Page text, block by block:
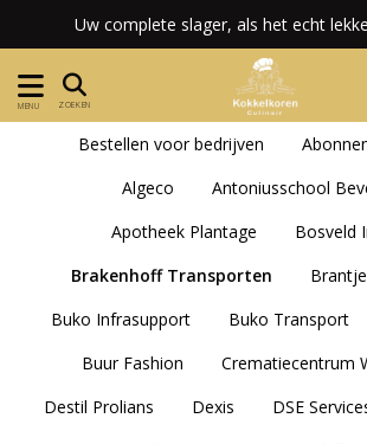
Uw complete slager, als het echt
MENU ZOEKEN
Bestellen voor bedrijven
Algeco
Antoniusschool
Apotheek Plantage
Bosveld
Brakenhoff Transporten
Buko Infrasupport
Buko Transport
Buur Fashion
Crematiecentrum
Destil Prolians
Dexis DSE